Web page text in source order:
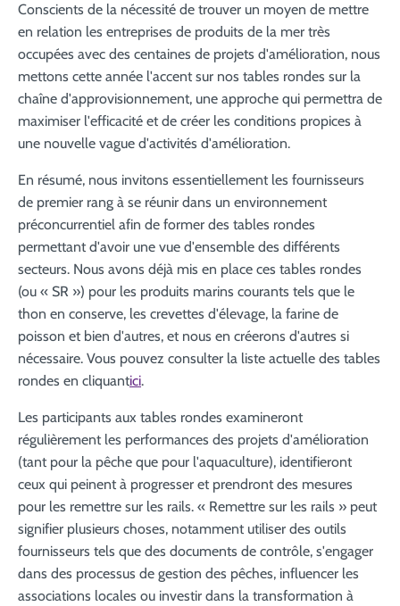
Conscients de la nécessité de trouver un moyen de mettre
en relation les entreprises de produits de la mer très
occupées avec des centaines de projets d'amélioration, nous
mettons cette année l'accent sur nos tables rondes sur la
chaîne d'approvisionnement, une approche qui permettra de
maximiser l'efficacité et de créer les conditions propices à
une nouvelle vague d'activités d'amélioration.
En résumé, nous invitons essentiellement les fournisseurs
de premier rang à se réunir dans un environnement
préconcurrentiel afin de former des tables rondes
permettant d'avoir une vue d'ensemble des différents
secteurs. Nous avons déjà mis en place ces tables rondes
(ou « SR ») pour les produits marins courants tels que le
thon en conserve, les crevettes d'élevage, la farine de
poisson et bien d'autres, et nous en créerons d'autres si
nécessaire. Vous pouvez consulter la liste actuelle des tables
rondes en cliquantici.
Les participants aux tables rondes examineront
régulièrement les performances des projets d'amélioration
(tant pour la pêche que pour l'aquaculture), identifieront
ceux qui peinent à progresser et prendront des mesures
pour les remettre sur les rails. « Remettre sur les rails » peut
signifier plusieurs choses, notamment utiliser des outils
fournisseurs tels que des documents de contrôle, s'engager
dans des processus de gestion des pêches, influencer les
associations locales ou investir dans la transformation à